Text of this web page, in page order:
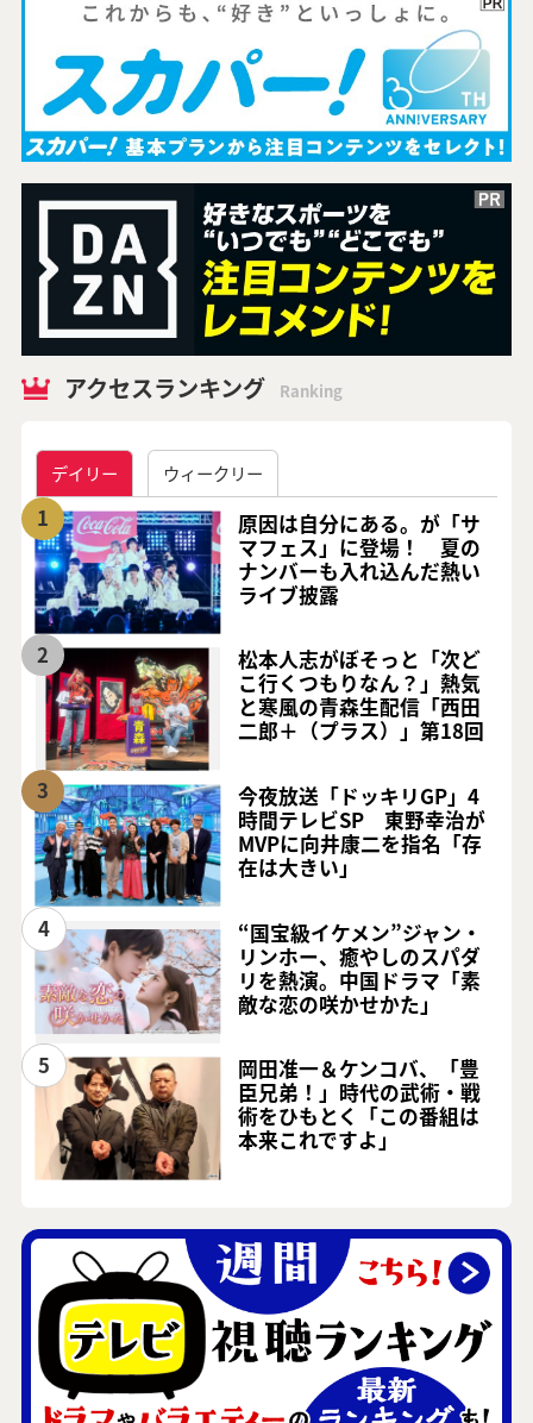
アクセスランキング Ranking
デイリー ウィークリー
1
原因は自分にある。が「サ
マフェス」に登場！ 夏の
ナンバーも入れ込んだ熱い
ライブ披露
2
松本人志がぼそっと「次ど
こ行くつもりなん？」熱気
と寒風の青森生配信「西田
二郎＋（プラス）」第18回
3
今夜放送「ドッキリGP」4
時間テレビSP 東野幸治が
MVPに向井康二を指名「存
在は大きい」
4
“国宝級イケメン”ジャン・
リンホー、癒やしのスパダ
リを熱演。中国ドラマ「素
敵な恋の咲かせかた」
5
岡田准一＆ケンコバ、「豊
臣兄弟！」時代の武術・戦
術をひもとく「この番組は
本来これですよ」